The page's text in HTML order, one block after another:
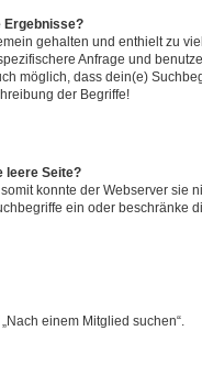
Ergebnisse?
gehalten und enthielt zu
Anfrage und
möglich, dass dein(e)
der Begriffe!
leere Seite?
konnte der Webserver sie
ein oder beschränke
einem Mitglied suchen“.